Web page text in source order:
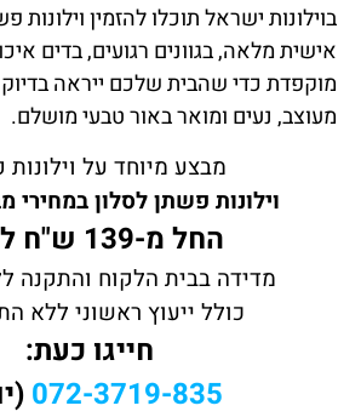
בוילונות ישראל תוכלו להזמין וילונות
אישית מלאה, בגוונים רגועים, בדים
מוקפדת כדי שהבית שלכם ייראה בדיוק
מעוצב, נעים ומואר באור טבעי מושלם.
מבצע מיוחד על וילונות
וילונות פשתן לסלון במחירי
החל מ-139 ש"ח למ"ר
מדידה בבית הלקוח והתקנה
כולל ייעוץ ראשוני ללא
חייגו כעת:
072-3719-835